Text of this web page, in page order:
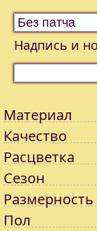
Надпись и
Материал
Качество
Расцветка
Сезон
Размерность
Пол